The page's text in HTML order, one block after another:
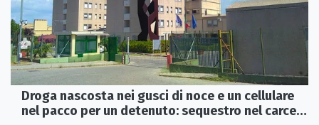
Droga nascosta nei gusci di noce e un cellulare
nel pacco per un detenuto: sequestro nel carcere